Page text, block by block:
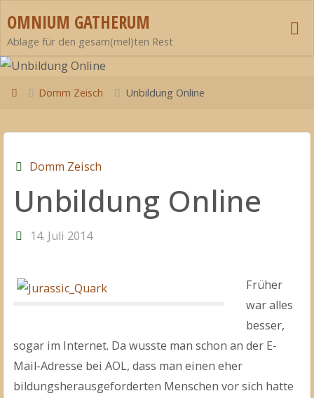
Inhalt
springen
OMNIUM GATHERUM
Ablage für den gesam(mel)ten Rest
StartDomm Zeisch Unbildung Online
Domm Zeisch
Unbildung Online
14. Juli 2014
Früher
war alles
besser,
sogar im Internet. Da wusste man schon an der E-
Mail-Adresse bei AOL, dass man einen eher
bildungsherausgeforderten Menschen vor sich hatte